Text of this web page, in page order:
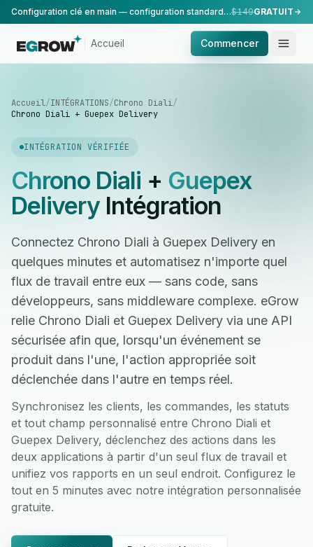
Configuration clé en main — configuration standard, réalisée par notre équipe.$149GRATUIT
Accueil Commencer
Accueil/INTÉGRATIONS/Chrono Diali/
Chrono Diali + Guepex Delivery
INTÉGRATION VÉRIFIÉE
Chrono Diali + Guepex
DeliveryIntégration
Connectez Chrono Diali à Guepex Delivery en
quelques minutes et automatisez n'importe quel
flux de travail entre eux — sans code, sans
développeurs, sans middleware complexe. eGrow
relie Chrono Diali et Guepex Delivery via une API
sécurisée afin que, lorsqu'un événement se
produit dans l'une, l'action appropriée soit
déclenchée dans l'autre en temps réel.
Synchronisez les clients, les commandes, les statuts
et tout champ personnalisé entre Chrono Diali et
Guepex Delivery, déclenchez des actions dans les
deux applications à partir d'un seul flux de travail et
unifiez vos rapports en un seul endroit. Configurez le
tout en 5 minutes avec notre intégration personnalisée
gratuite.